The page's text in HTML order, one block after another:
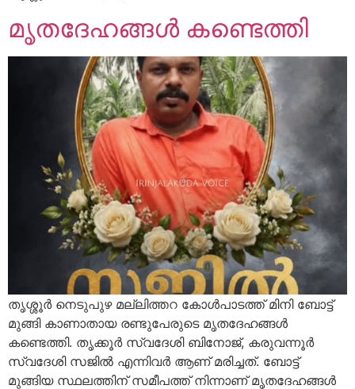
മൃതദേഹങ്ങൾ കണ്ടെത്തി
തൃശ്ശൂർ നെടുപുഴ മല്ലിത്തറ കോൾപാടത്ത് മിനി ബോട്ട്
മുങ്ങി കാണാതായ രണ്ടുപേരുടെ മൃതദേഹങ്ങൾ
കണ്ടെത്തി. തൃക്കൂർ സ്വദേശി ബിനോജ്, കരുവന്നൂർ
സ്വദേശി സജിൽ എന്നിവർ ആണ് മരിച്ചത്. ബോട്ട്
മുങ്ങിയ സ്ഥലത്തിന് സമീപത്ത് നിന്നാണ് മൃതദേഹങ്ങൾ